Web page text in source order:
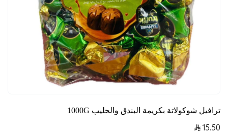
ترافيل شوكولاتة بكريمة البندق والحليب 1000G
15.50